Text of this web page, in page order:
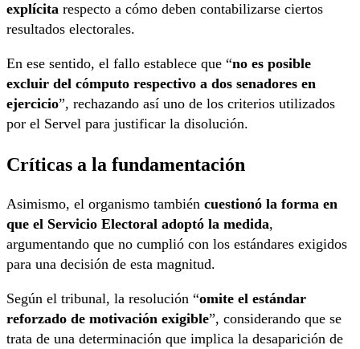
explícita respecto a cómo deben contabilizarse ciertos
resultados electorales.
En ese sentido, el fallo establece que “no es posible
excluir del cómputo respectivo a dos senadores en
ejercicio”, rechazando así uno de los criterios utilizados
por el Servel para justificar la disolución.
Críticas a la fundamentación
Asimismo, el organismo también cuestionó la forma en
que el Servicio Electoral adoptó la medida,
argumentando que no cumplió con los estándares exigidos
para una decisión de esta magnitud.
Según el tribunal, la resolución “omite el estándar
reforzado de motivación exigible”, considerando que se
trata de una determinación que implica la desaparición de